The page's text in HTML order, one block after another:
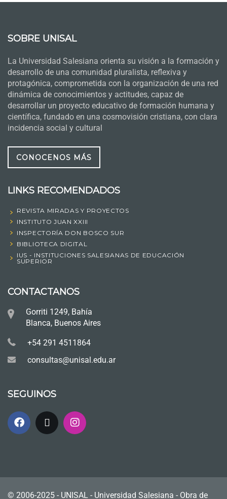
SOBRE UNISAL
La Universidad Salesiana orienta su visión a la formación y
desarrollo de una comunidad pluralista, reflexiva y
protagónica, comprometida con la organización de una red
dinámica de conocimientos y actitudes, capaz de
desarrollar un proyecto educativo de formación humana y
científica, fundado en una cosmovisión cristiana, con clara
incidencia social y cultural
CONOCENOS MÁS
LINKS RECOMENDADOS
REVISTA MIRADAS Y PROYECTOS
INSTITUTO JUAN XXIII
INSPECTORÍA DON BOSCO SUR
BIBLIOTECA DIGITAL
IUS - INSTITUCIONES SALESIANAS DE EDUCACIÓN
SUPERIOR
CONTACTANOS
Gorriti 1249, Bahía
Blanca, Buenos Aires
+54 291 4511864
consultas@unisal.edu.ar
SEGUINOS
© 2006-2025 - UNISAL - Universidad Salesiana - Obra de